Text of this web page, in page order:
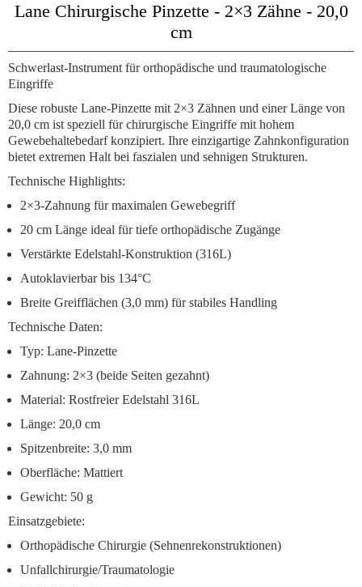
Lane Chirurgische Pinzette - 2×3 Zähne - 20,0
cm
Schwerlast-Instrument für orthopädische und traumatologische
Eingriffe
Diese robuste Lane-Pinzette mit 2×3 Zähnen und einer Länge von
20,0 cm ist speziell für chirurgische Eingriffe mit hohem
Gewebehaltebedarf konzipiert. Ihre einzigartige Zahnkonfiguration
bietet extremen Halt bei faszialen und sehnigen Strukturen.
Technische Highlights:
2×3-Zahnung für maximalen Gewebegriff
20 cm Länge ideal für tiefe orthopädische Zugänge
Verstärkte Edelstahl-Konstruktion (316L)
Autoklavierbar bis 134°C
Breite Greifflächen (3,0 mm) für stabiles Handling
Technische Daten:
Typ: Lane-Pinzette
Zahnung: 2×3 (beide Seiten gezahnt)
Material: Rostfreier Edelstahl 316L
Länge: 20,0 cm
Spitzenbreite: 3,0 mm
Oberfläche: Mattiert
Gewicht: 50 g
Einsatzgebiete:
Orthopädische Chirurgie (Sehnenrekonstruktionen)
Unfallchirurgie/Traumatologie